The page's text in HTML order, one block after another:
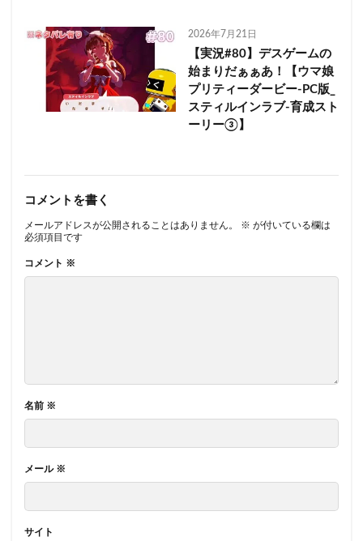
2026年7月21日
【実況#80】デスゲームの
始まりだぁぁあ！【ウマ娘
プリティーダービー-PC版_
スティルインラブ-育成スト
ーリー③】
コメントを書く
メールアドレスが公開されることはありません。 ※ が付いている欄は
必須項目です
コメント ※
名前 ※
メール ※
サイト